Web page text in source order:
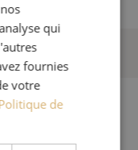
SM, LC/PC-
qui
fournies
votre
de